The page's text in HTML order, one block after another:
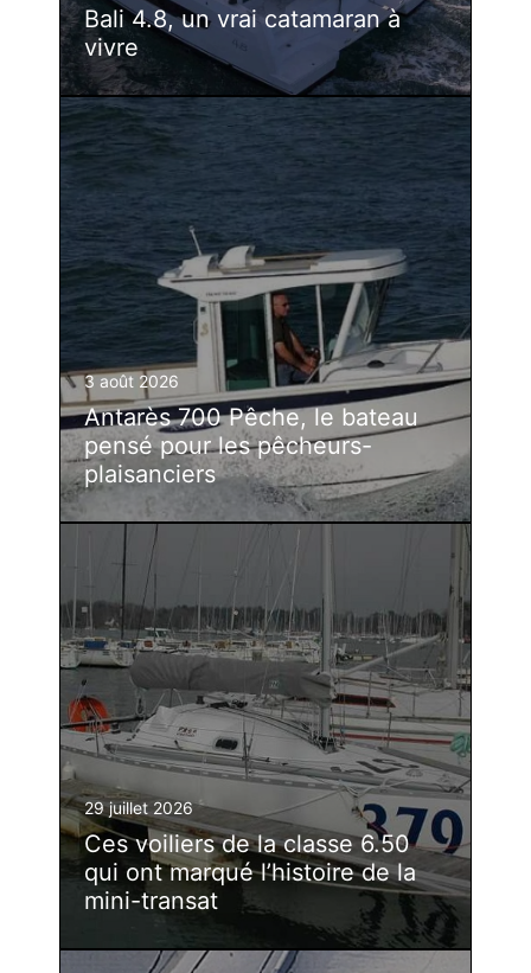
Bali 4.8, un vrai catamaran à
vivre
3 août 2026
Antarès 700 Pêche, le bateau
pensé pour les pêcheurs-
plaisanciers
29 juillet 2026
Ces voiliers de la classe 6.50
qui ont marqué l’histoire de la
mini-transat